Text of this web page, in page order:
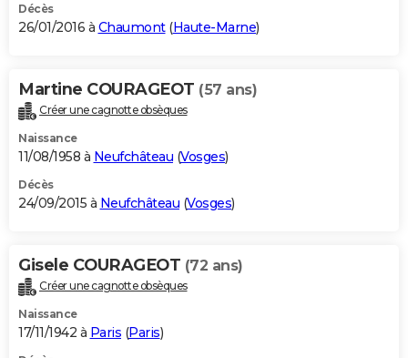
Décès
26/01/2016 à Chaumont(Haute-Marne)
Martine COURAGEOT (57 ans)
Créer une cagnotte obsèques
Naissance
11/08/1958 à Neufchâteau (Vosges)
Décès
24/09/2015 à Neufchâteau (Vosges)
Gisele COURAGEOT (72 ans)
Créer une cagnotte obsèques
Naissance
17/11/1942 à Paris (Paris)